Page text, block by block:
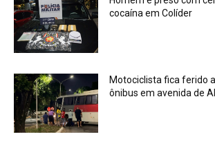
cocaína em Colíder
Motociclista fica ferido
ônibus em avenida de